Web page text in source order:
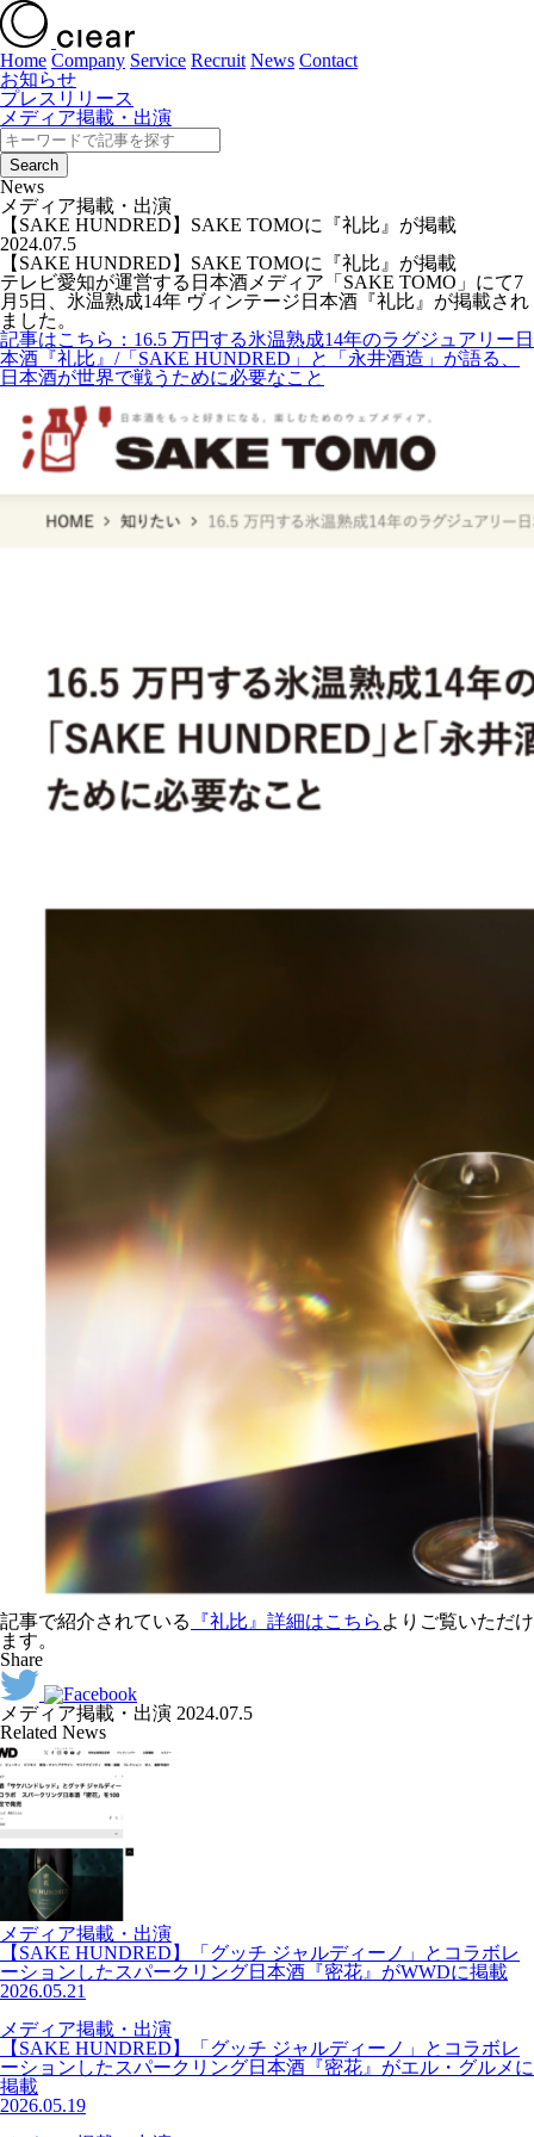
Home Company Service Recruit News Contact
お知らせ
プレスリリース
メディア掲載・出演
News
メディア掲載・出演
【SAKE HUNDRED】SAKE TOMOに『礼比』が掲載
2024.07.5
【SAKE HUNDRED】SAKE TOMOに『礼比』が掲載
テレビ愛知が運営する日本酒メディア「SAKE TOMO」にて7
月5日、氷温熟成14年 ヴィンテージ日本酒『礼比』が掲載され
ました。
記事はこちら：16.5 万円する氷温熟成14年のラグジュアリー日
本酒『礼比』/「SAKE HUNDRED」と「永井酒造」が語る、
日本酒が世界で戦うために必要なこと
記事で紹介されている 『礼比』詳細はこちら よりご覧いただけ
ます。
Share
メディア掲載・出演 2024.07.5
Related News
メディア掲載・出演
【SAKE HUNDRED】「グッチ ジャルディーノ」とコラボレ
ーションしたスパークリング日本酒『密花』がWWDに掲載
2026.05.21
メディア掲載・出演
【SAKE HUNDRED】「グッチ ジャルディーノ」とコラボレ
ーションしたスパークリング日本酒『密花』がエル・グルメに
掲載
2026.05.19